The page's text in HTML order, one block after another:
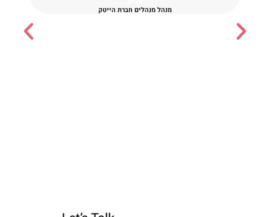
מנהל מנהלים חברת הייטק